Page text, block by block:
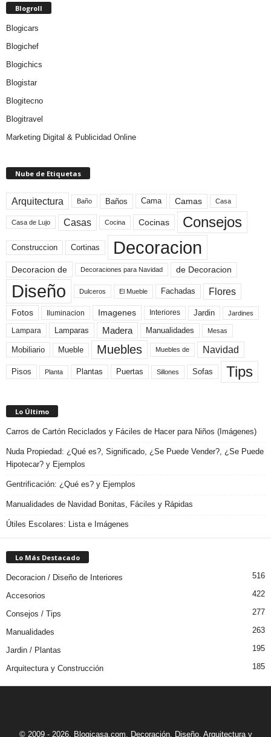
Blogroll
Blogicars
Blogichef
Blogichics
Blogistar
Blogitecno
Blogitravel
Marketing Digital & Publicidad Online
Nube de Etiquetas
Arquitectura Baño Baños Cama Camas Casa
Casa de Lujo Casas Cocina Cocinas Consejos
Construccion Cortinas Decoracion
Decoracion de Decoraciones para Navidad de Decoracion
Diseño Dulceros El Mueble Fachadas Flores
Fotos Iluminacion Imagenes Interiores Jardin Jardines
Lampara Lamparas Madera Manualidades Mesas
Mobiliario Mueble Muebles Muebles de Navidad
Pisos Planta Plantas Puertas Sillones Sofas Tips
Lo Último
Carros de Cartón Reciclados y Fáciles de Hacer para Niños (Imágenes)
Nuda Propiedad: ¿Qué es?, Significado, ¿Se Puede Vender?, ¿Se Puede
Hipotecar? y Ejemplos
Gentrificación: ¿Qué es? y Ejemplos
Manualidades de Navidad Bonitas, Fáciles y Rápidas
Útiles Escolares: Lista e Imágenes
Lo Más Destacado
Decoracion / Diseño de Interiores 516
Accesorios 422
Consejos / Tips 277
Manualidades 263
Jardin / Plantas 195
Arquitectura y Construcción 185
© 2009 - 2026. Blogicasa.com. Decoración, Diseño, Arquitectura y